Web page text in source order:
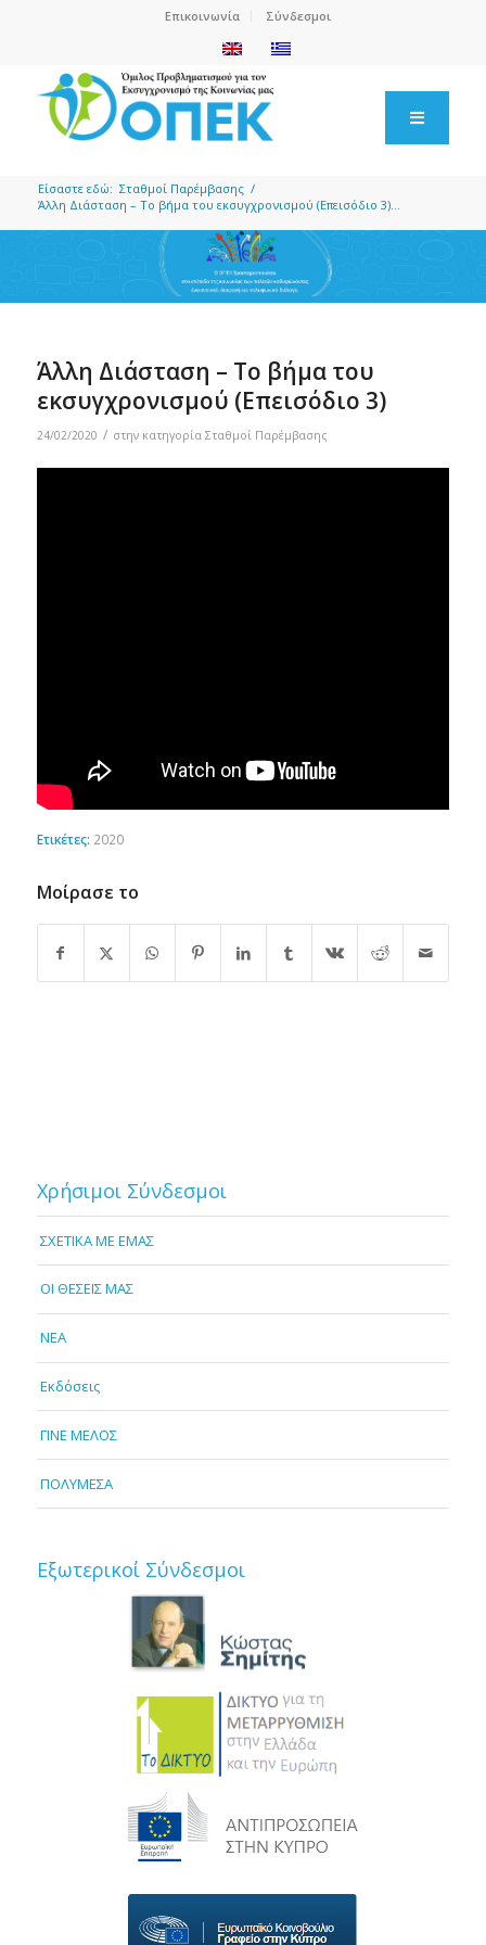
Επικοινωνία Σύνδεσμοι
Είσαστε εδώ: Σταθμοί Παρέμβασης /
Άλλη Διάσταση – Το βήμα του εκσυγχρονισμού (Επεισόδιο 3)...
Άλλη Διάσταση – Το βήμα του
εκσυγχρονισμού (Επεισόδιο 3)
24/02/2020 / στην κατηγορία Σταθμοί Παρέμβασης
Ετικέτες: 2020
Μοίρασε το
Χρήσιμοι Σύνδεσμοι
ΣΧΕΤΙΚΑ ΜΕ ΕΜΑΣ
OI ΘΕΣΕΙΣ ΜΑΣ
NEA
Εκδόσεις
ΓΙΝΕ ΜΕΛΟΣ
ΠΟΛΥΜΕΣΑ
Εξωτερικοί Σύνδεσμοι